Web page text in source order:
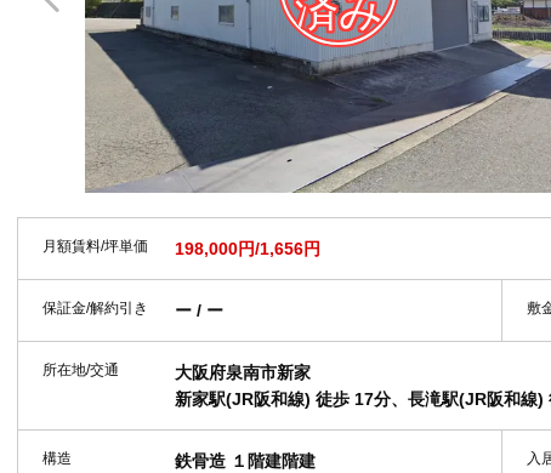
月額賃料/坪単価 198,000円/1,656円
保証金/解約引き ー / ー 敷
所在地/交通
大阪府泉南市新家
新家駅(JR阪和線) 徒歩 17分、長滝駅(JR阪和線)
構造 鉄骨造 １階建階建 入